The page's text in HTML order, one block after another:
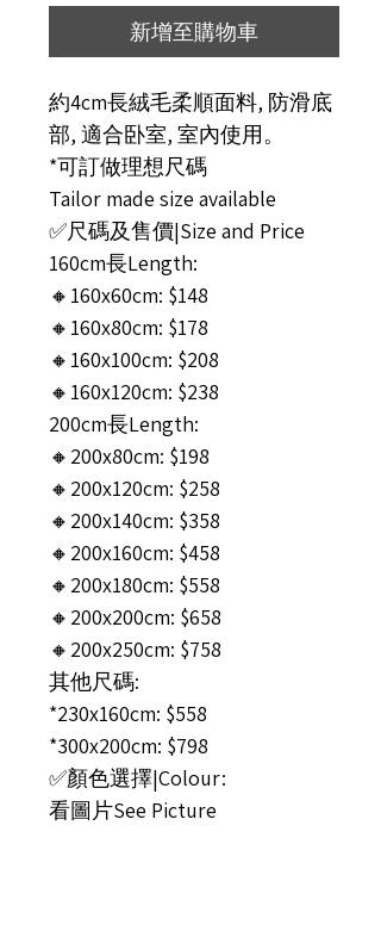
新增至購物車
約4cm長絨毛柔順面料, 防滑底
部, 適合卧室, 室內使用。
*可訂做理想尺碼
Tailor made size available
✅尺碼及售價|Size and Price
160cm長Length:
🔸160x60cm: $148
🔸160x80cm: $178
🔸160x100cm: $208
🔸160x120cm: $238
200cm長Length:
🔸200x80cm: $198
🔸200x120cm: $258
🔸200x140cm: $358
🔸200x160cm: $458
🔸200x180cm: $558
🔸200x200cm: $658
🔸200x250cm: $758
其他尺碼:
*230x160cm: $558
*300x200cm: $798
✅顏色選擇|Colour:
看圖片See Picture